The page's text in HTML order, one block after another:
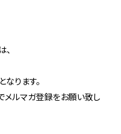
なります。
メルマガ登録をお願い致し